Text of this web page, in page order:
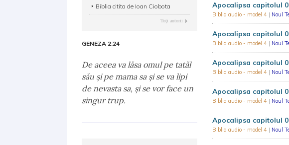
Apocalipsa capitolul
Biblia audio - model 4 | Noul
Apocalipsa capitolul
Biblia audio - model 4 | Noul
Apocalipsa capitolul
Biblia audio - model 4 | Noul
Apocalipsa capitolul
Biblia audio - model 4 | Noul
Apocalipsa capitolul
Biblia audio - model 4 | Noul
Biblia citita de Ioan Ciobota
Toţi autorii
GENEZA 2:24
De aceea va lăsa omul pe tatăl
său şi pe mama sa şi se va lipi
de nevasta sa, şi se vor face un
singur trup.